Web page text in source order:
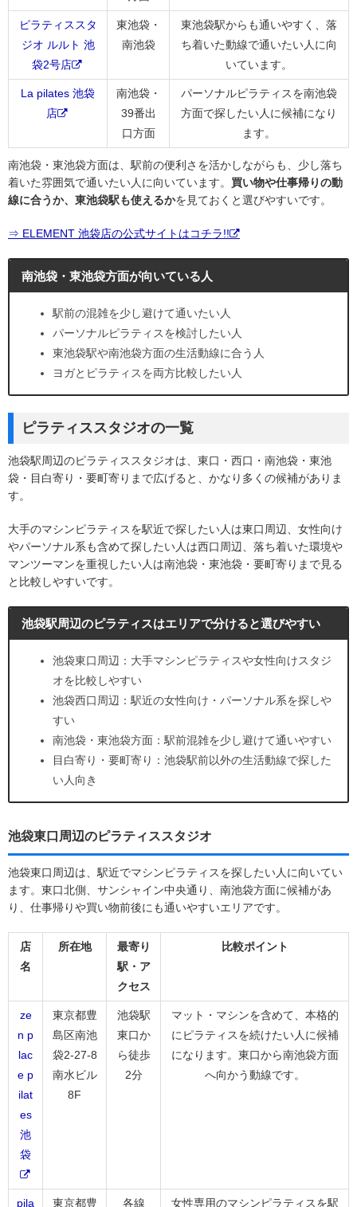
ピラティススタ
ジオ ルルト 池
袋2号店
東池袋・
南池袋
東池袋駅からも通いやすく、落
ち着いた動線で通いたい人に向
いています。
La pilates 池袋
店
南池袋・
39番出
口方面
パーソナルピラティスを南池袋
方面で探したい人に候補になり
ます。
南池袋・東池袋方面は、駅前の便利さを活かしながらも、少し落ち
着いた雰囲気で通いたい人に向いています。 買い物や仕事帰りの動
線に合うか、東池袋駅も使えるかを見ておくと選びやすいです。
⇒ ELEMENT 池袋店の公式サイトはコチラ!!
南池袋・東池袋方面が向いている人
駅前の混雑を少し避けて通いたい人
パーソナルピラティスを検討したい人
東池袋駅や南池袋方面の生活動線に合う人
ヨガとピラティスを両方比較したい人
ピラティススタジオの一覧
池袋駅周辺のピラティススタジオは、東口・西口・南池袋・東池
袋・目白寄り・要町寄りまで広げると、かなり多くの候補がありま
す。
大手のマシンピラティスを駅近で探したい人は東口周辺、女性向け
やパーソナル系も含めて探したい人は西口周辺、落ち着いた環境や
マンツーマンを重視したい人は南池袋・東池袋・要町寄りまで見る
と比較しやすいです。
池袋駅周辺のピラティスはエリアで分けると選びやすい
池袋東口周辺：大手マシンピラティスや女性向けスタジ
オを比較しやすい
池袋西口周辺：駅近の女性向け・パーソナル系を探しや
すい
南池袋・東池袋方面：駅前混雑を少し避けて通いやすい
目白寄り・要町寄り：池袋駅前以外の生活動線で探した
い人向き
池袋東口周辺のピラティススタジオ
池袋東口周辺は、駅近でマシンピラティスを探したい人に向いてい
ます。東口北側、サンシャイン中央通り、南池袋方面に候補があ
り、仕事帰りや買い物前後にも通いやすいエリアです。
店
名
所在地
最寄り
駅・ア
クセス
比較ポイント
ze
n p
lac
e p
ilat
es
池
袋
東京都豊
島区南池
袋2-27-8
南水ビル
8F
池袋駅
東口か
ら徒歩
2分
マット・マシンを含めて、本格的
にピラティスを続けたい人に候補
になります。東口から南池袋方面
へ向かう動線です。
pila 東京都豊 各線 女性専用のマシンピラティスを駅